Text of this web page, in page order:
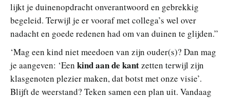
lijkt je duinenopdracht onverantwoord en gebrekkig
begeleid. Terwijl je er vooraf met collega’s wel over
nadacht en goede redenen had om van duinen te glijden.”
‘Mag een kind niet meedoen van zijn ouder(s)? Dan mag
je aangeven: ‘Een kind aan de kantzetten terwijl zijn
klasgenoten plezier maken, dat botst met onze visie’.
Blijft de weerstand? Teken samen een plan uit. Vandaag